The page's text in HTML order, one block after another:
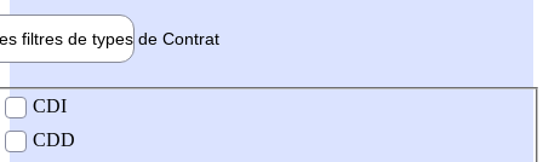
filtres de types de Contrat
contrat
CDI
CDD